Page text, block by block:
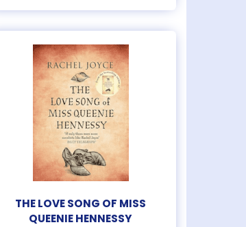
THE SHADOW OF
THE WIND
65,00
Læg i kurv
THE LOVE SONG OF MISS
QUEENIE HENNESSY